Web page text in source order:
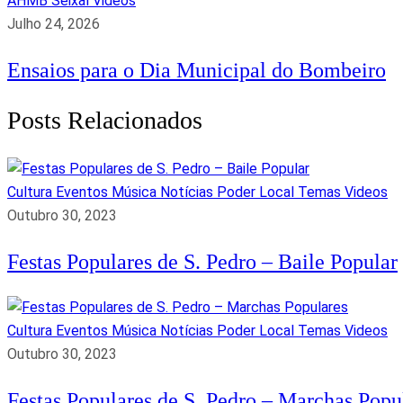
Julho 24, 2026
Ensaios para o Dia Municipal do Bombeiro
Posts Relacionados
Cultura Eventos Música Notícias Poder Local Temas Videos
Outubro 30, 2023
Festas Populares de S. Pedro – Baile Popular
Cultura Eventos Música Notícias Poder Local Temas Videos
Outubro 30, 2023